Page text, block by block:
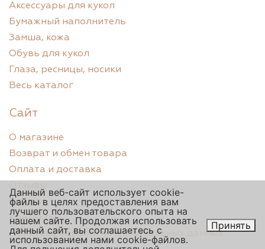
Аксессуары для кукол
Бумажный наполнитель
Замша, кожа
Обувь для кукол
Глаза, ресницы, носики
Весь каталог
Сайт
О магазине
Возврат и обмен товара
Оплата и доставка
Скидки
Контакты
Политика обработки персональных данных
Данный веб-сайт использует cookie-
файлы в целях предоставления вам
лучшего пользовательского опыта на
нашем сайте. Продолжая использовать
данный сайт, вы соглашаетесь с
использованием нами cookie-файлов.
Принять